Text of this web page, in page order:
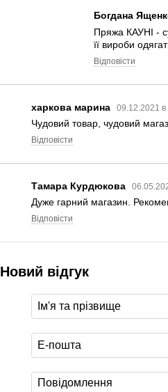
Богдана
Пряжа КАУНІ -
її вироби
Відповісти
харкова марина 09.12.2021 в
Чудовий товар, чудовий
Відповісти
Тамара Курдюкова
Дуже гарний магазин.
Відповісти
Новий відгук